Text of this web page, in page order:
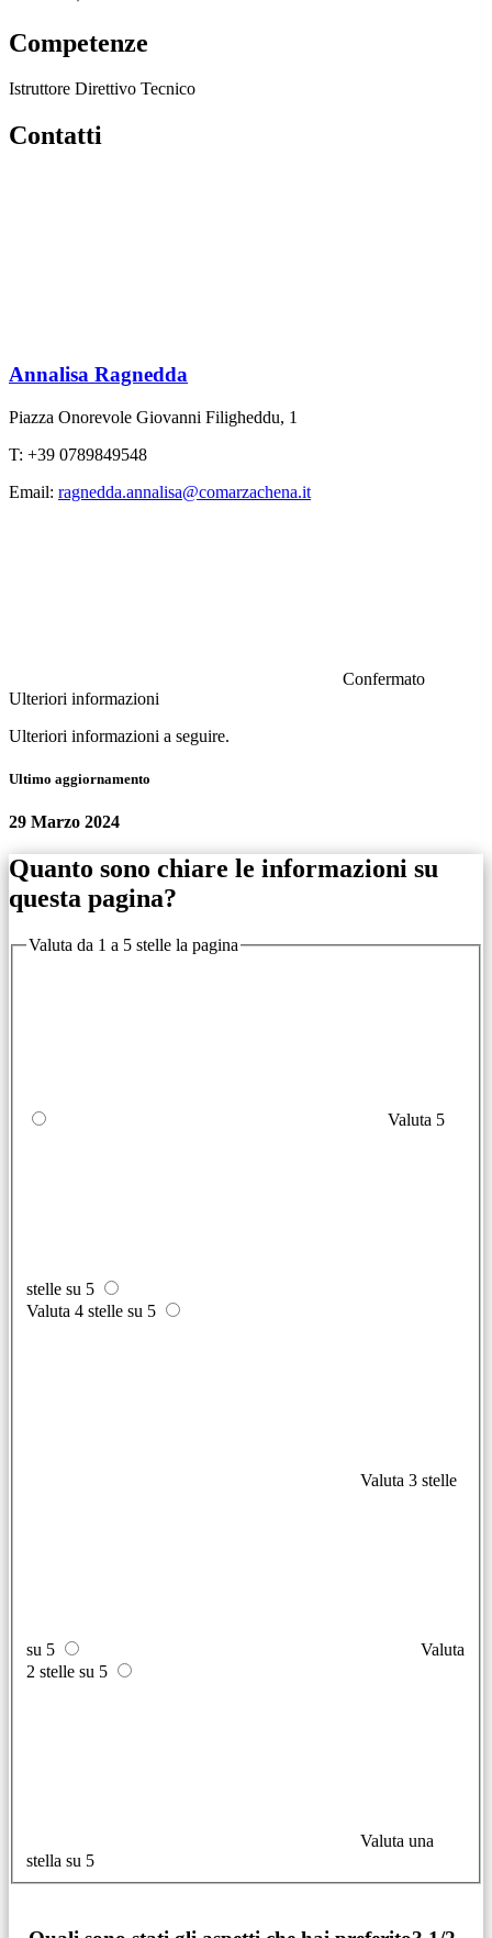
Competenze
Istruttore Direttivo Tecnico
Contatti
Annalisa Ragnedda
Piazza Onorevole Giovanni Filigheddu, 1
T: +39 0789849548
Email: ragnedda.annalisa@comarzachena.it
Confermato
Ulteriori informazioni
Ulteriori informazioni a seguire.
Ultimo aggiornamento
29 Marzo 2024
Quanto sono chiare le informazioni su
questa pagina?
Valuta da 1 a 5 stelle la pagina
Valuta 5
stelle su 5
Valuta 4 stelle su 5
Valuta 3 stelle
su 5
Valuta
2 stelle su 5
Valuta una
stella su 5